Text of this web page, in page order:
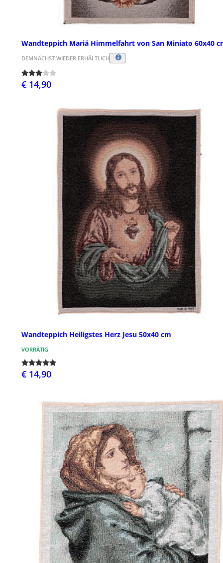
Wandteppich Mariä Himmelfahrt von San Miniato 60x40
DEMNÄCHST WIEDER ERHÄLTLICH
€ 14,90
Wandteppich Heiligstes Herz Jesu 50x40 cm
VORRÄTIG
€ 14,90